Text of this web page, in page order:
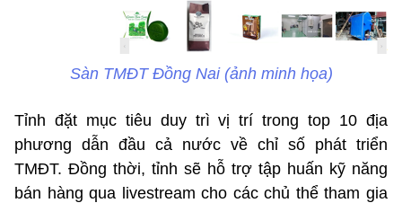
Sàn TMĐT Đồng Nai (ảnh minh họa)
Tỉnh đặt mục tiêu duy trì vị trí trong top 10 địa
phương dẫn đầu cả nước về chỉ số phát triển
TMĐT. Đồng thời, tỉnh sẽ hỗ trợ tập huấn kỹ năng
bán hàng qua livestream cho các chủ thể tham gia